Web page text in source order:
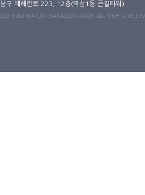
구 테헤란로 223, 12층(역삼1동 큰길타워)
KOREA CITY GAS ASSOCIATION ALL RIGHTS